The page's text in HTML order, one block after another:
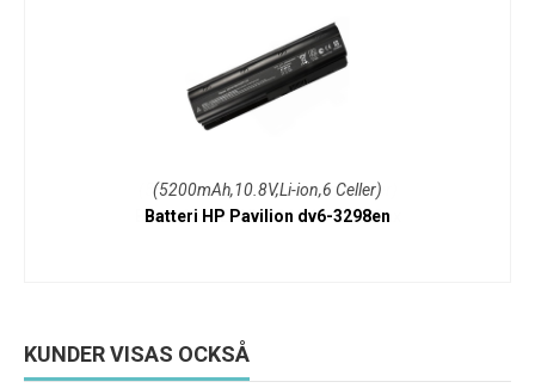
(5200mAh,10.8V,Li-ion,6 Celler)
Batteri HP Pavilion dv6-3298en
KUNDER VISAS OCKSÅ